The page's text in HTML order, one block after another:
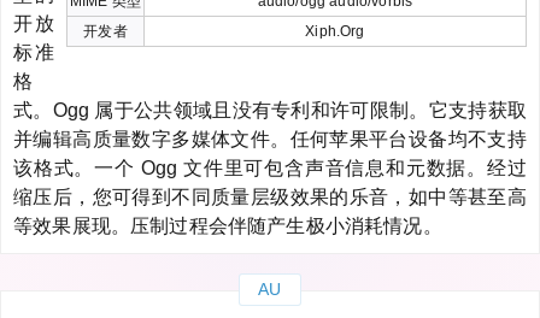
开发者
Xiph.Org
开放
标准
格
式。Ogg 属于公共领域且没有专利和许可限制。它支持获取
并编辑高质量数字多媒体文件。任何苹果平台设备均不支持
该格式。一个 Ogg 文件里可包含声音信息和元数据。经过
缩压后，您可得到不同质量层级效果的乐音，如中等甚至高
等效果展现。压制过程会伴随产生极小消耗情况。
AU